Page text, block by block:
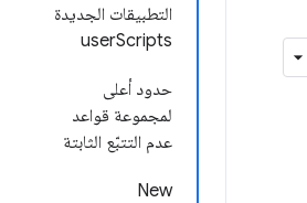
التطبيقات الجديدة
userScripts
حدود أعلى
لمجموعة قواعد
عدم التتبّع الثابتة
New